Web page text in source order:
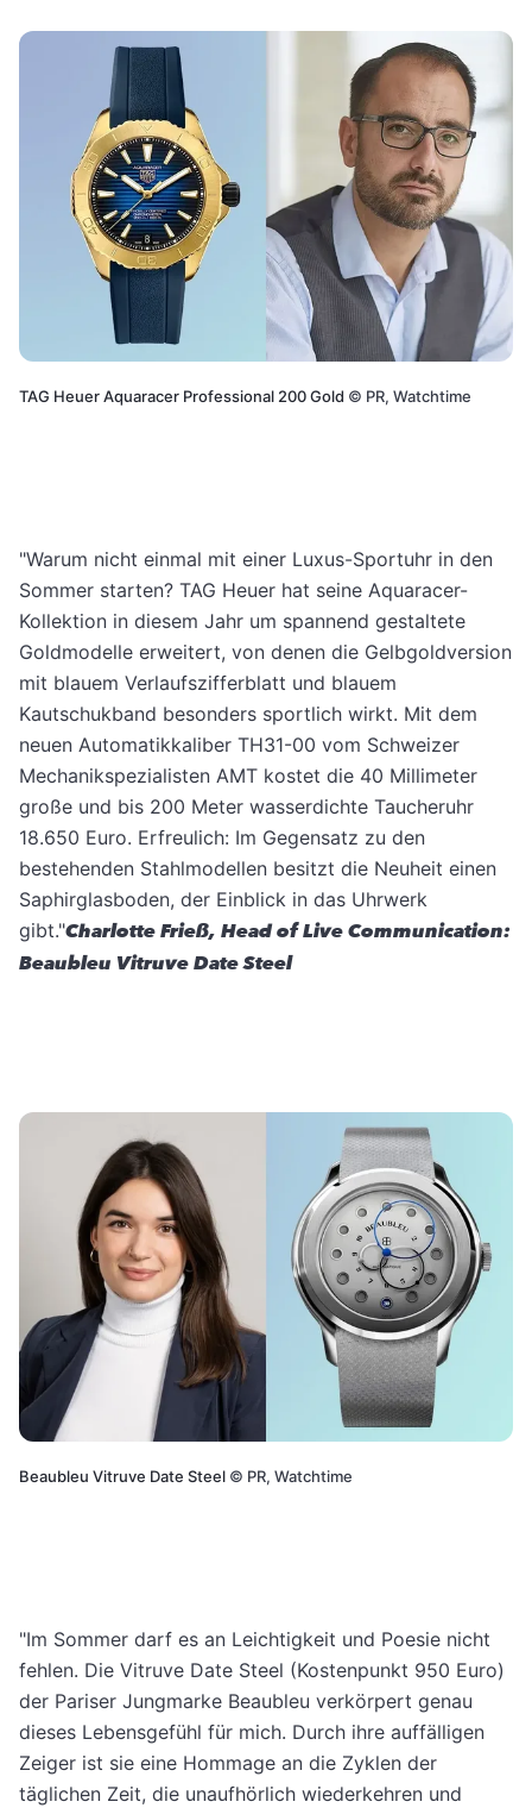
TAG Heuer Aquaracer Professional 200 Gold © PR, Watchtime
"Warum nicht einmal mit einer Luxus-Sportuhr in den
Sommer starten? TAG Heuer hat seine Aquaracer-
Kollektion in diesem Jahr um spannend gestaltete
Goldmodelle erweitert, von denen die Gelbgoldversion
mit blauem Verlaufszifferblatt und blauem
Kautschukband besonders sportlich wirkt. Mit dem
neuen Automatikkaliber TH31-00 vom Schweizer
Mechanikspezialisten AMT kostet die 40 Millimeter
große und bis 200 Meter wasserdichte Taucheruhr
18.650 Euro. Erfreulich: Im Gegensatz zu den
bestehenden Stahlmodellen besitzt die Neuheit einen
Saphirglasboden, der Einblick in das Uhrwerk
gibt."Charlotte Frieß, Head of Live Communication:
Beaubleu Vitruve Date Steel
Beaubleu Vitruve Date Steel © PR, Watchtime
"Im Sommer darf es an Leichtigkeit und Poesie nicht
fehlen. Die Vitruve Date Steel (Kostenpunkt 950 Euro)
der Pariser Jungmarke Beaubleu verkörpert genau
dieses Lebensgefühl für mich. Durch ihre auffälligen
Zeiger ist sie eine Hommage an die Zyklen der
täglichen Zeit, die unaufhörlich wiederkehren und